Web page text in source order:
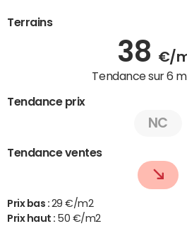
Terrains
38 €/
Tendance sur 6
Tendance prix
NC
Tendance ventes
Prix bas : 29 €/m2
Prix haut : 50 €/m2